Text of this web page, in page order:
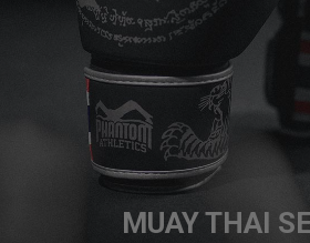
MUAY THAI